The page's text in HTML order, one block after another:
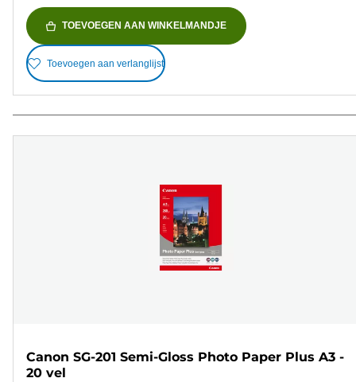
TOEVOEGEN AAN WINKELMANDJE
Toevoegen aan verlanglijst
Canon SG-201 Semi-Gloss Photo Paper Plus A3 -
20 vel